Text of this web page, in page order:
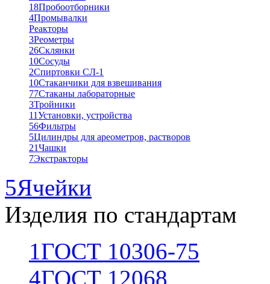
18Пробоотборники
4Промывалки
Реакторы
3Реометры
26Склянки
10Сосуды
2Спиртовки СЛ-1
10Стаканчики для взвешивания
77Стаканы лабораторные
3Тройники
11Установки, устройства
56Фильтры
5Цилиндры для ареометров, растворов
21Чашки
7Экстракторы
5Ячейки
Изделия по стандартам
1ГОСТ 10306-75
4ГОСТ 12068